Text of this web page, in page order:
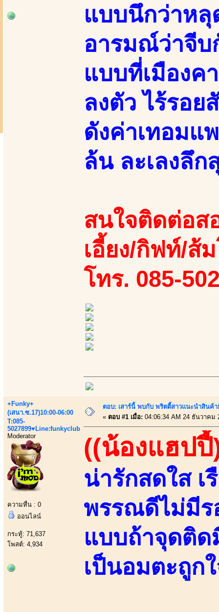
แบบนึกว่าหลุ
อารมณ์ว่าจีบ
แบบที่เมืองค
ลงตัว ไร้รอ
ดังค่าเทอมแ
ล้น ละเลงลึ
สนใจติดต่อส
เอี้ยง/กิฟท์/ส้
โทร. 085-
+Funky+
(เสนา.ซ.17)10:00-06:00
T:085-
5027899♥Line:funkyclub
Moderator
ความหื่น : 0
ออนไลน์
กระทู้: 71,637
โพสต์: 4,934
ตอบ: เสาร์นี้ พบกับ พริตตี้สาวแนะนำสินค้
« ตอบ #1 เมื่อ: 04:06:34 AM 24 ธันวาคม
((น้องแฮปปี้
น่ารักสดใส เ
พรรณดีไม่มีร
แบบถ้าจุดติด
เป็นอมตะถูก